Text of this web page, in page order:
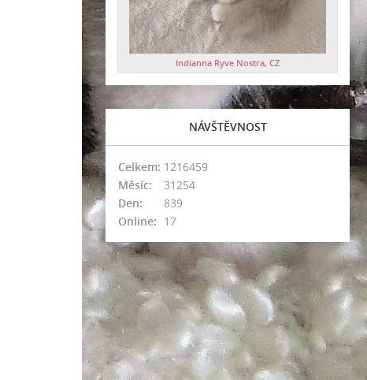
Indianna Ryve Nostra, CZ
NÁVŠTĚVNOST
Online: 17
Celkem: 1216459
Měsíc:
31254
Den:
839